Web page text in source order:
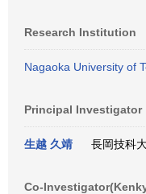
Research Institution
Nagaoka University of
Principal Investigator
生越 久靖 長岡技科
Co-